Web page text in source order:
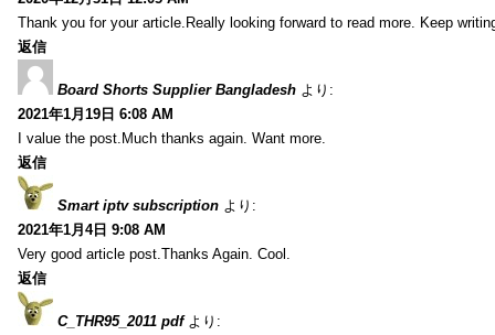
Thank you for your article.Really looking forward to read more. Keep
返信
Board Shorts Supplier Bangladesh より:
2021年1月19日 6:08 AM
I value the post.Much thanks again. Want more.
返信
Smart iptv subscription より:
2021年1月4日 9:08 AM
Very good article post.Thanks Again. Cool.
返信
C_THR95_2011 pdf より: